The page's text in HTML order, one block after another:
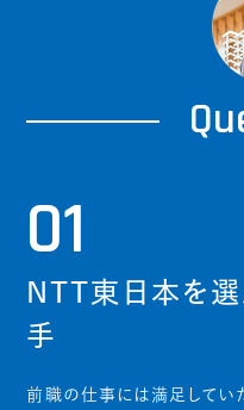
01
NTT東日本を選
手
前職の仕事には満足してい